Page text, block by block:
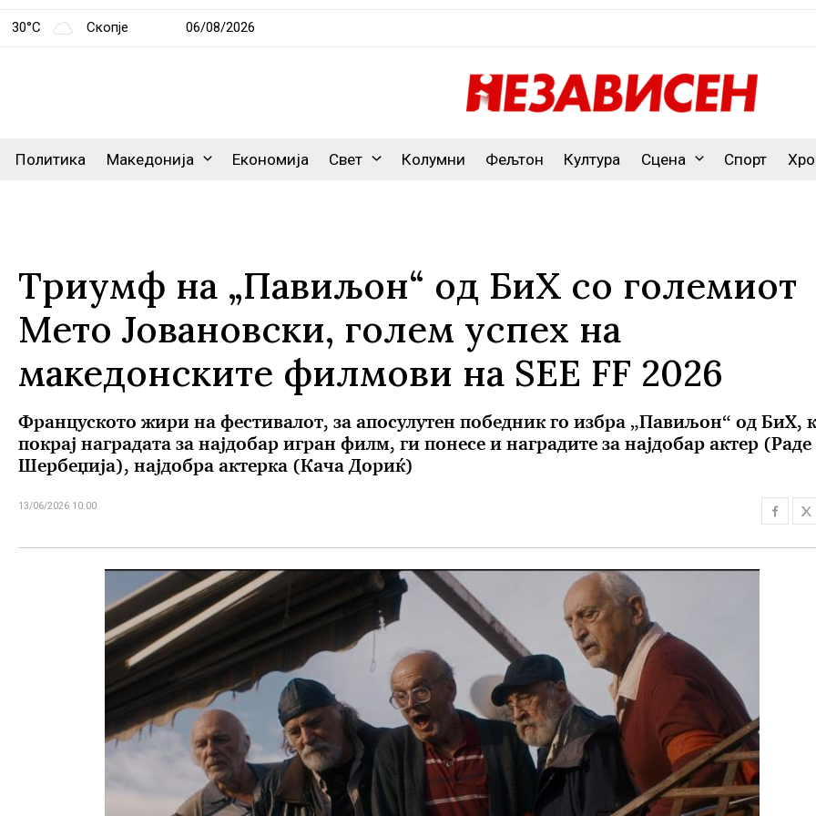
30°C Скопје 06/08/2026
Политика Македонија Економија Свет Колумни Фељтон Култура Сцена Спорт
Триумф на „Павиљон“ од БиХ со големиот
Мето Јовановски, голем успех на
македонските филмови на SEE FF 2026
Француското жири на фестивалот, за апосулутен победник го избра „Павиљон“ од БиХ,
покрај наградата за најдобар игран филм, ги понесе и наградите за најдобар актер (Раде
Шербеџија), најдобра актерка (Кача Дориќ)
13/06/2026 10:00